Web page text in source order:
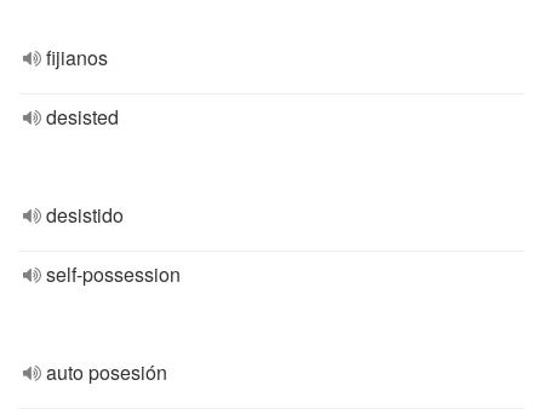
fijianos
desisted
desistido
self-possession
auto posesión